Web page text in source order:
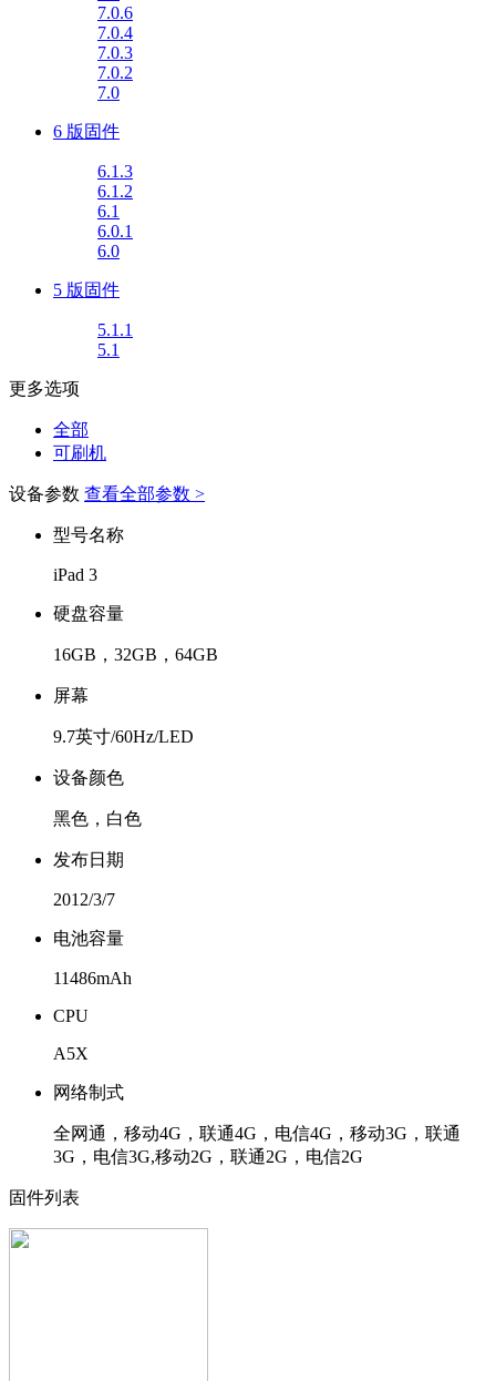
7.0.6
7.0.4
7.0.3
7.0.2
7.0
6 版固件
6.1.3
6.1.2
6.1
6.0.1
6.0
5 版固件
5.1.1
5.1
更多选项
全部
可刷机
设备参数 查看全部参数 >
型号名称
iPad 3
硬盘容量
16GB，32GB，64GB
屏幕
9.7英寸/60Hz/LED
设备颜色
黑色，白色
发布日期
2012/3/7
电池容量
11486mAh
CPU
A5X
网络制式
全网通，移动4G，联通4G，电信4G，移动3G，联通
3G，电信3G,移动2G，联通2G，电信2G
固件列表